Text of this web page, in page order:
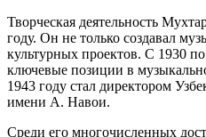
Творческая деятельность
году. Он не только создавал
культурных проектов. С 1930
ключевые позиции в
1943 году стал директором
имени А. Навои.
Среди его многочисленных